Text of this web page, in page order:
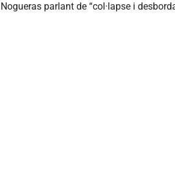
Nogueras parlant de “col·lapse i